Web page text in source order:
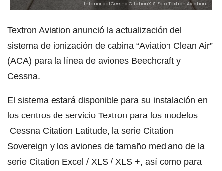
Interior del Cessna CitationXLS. Foto: Textron Aviation.
Textron Aviation anunció la actualización del
sistema de ionización de cabina “Aviation Clean Air”
(ACA) para la línea de aviones Beechcraft y
Cessna.
El sistema estará disponible para su instalación en
los centros de servicio Textron para los modelos
Cessna Citation Latitude, la serie Citation
Sovereign y los aviones de tamaño mediano de la
serie Citation Excel / XLS / XLS +, así como para